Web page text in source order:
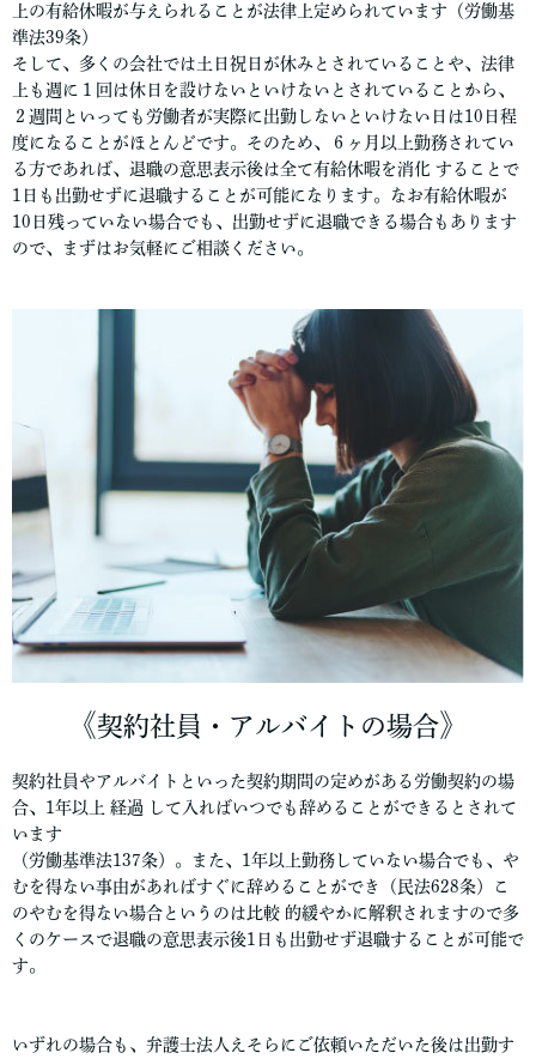
上の有給休暇が与えられることが法律上定められています（労働基
準法39条）
そして、多くの会社では土日祝日が休みとされていることや、法律
上も週に１回は休日を設けないといけないとされていることから、
２週間といっても労働者が実際に出勤しないといけない日は10日程
度になることがほとんどです。そのため、６ヶ月以上勤務されてい
る方であれば、退職の意思表示後は全て有給休暇を消化 することで
1日も出勤せずに退職することが可能になります。なお有給休暇が
10日残っていない場合でも、出勤せずに退職できる場合もあります
ので、まずはお気軽にご相談ください。
《契約社員・アルバイトの場合》
契約社員やアルバイトといった契約期間の定めがある労働契約の場
合、1年以上 経過 して入ればいつでも辞めることができるとされて
います
（労働基準法137条）。また、1年以上勤務していない場合でも、や
むを得ない事由があればすぐに辞めることができ（民法628条）こ
のやむを得ない場合というのは比較 的緩やかに解釈されますので多
くのケースで退職の意思表示後1日も出勤せず退職することが可能で
す。
いずれの場合も、弁護士法人えそらにご依頼いただいた後は出勤す